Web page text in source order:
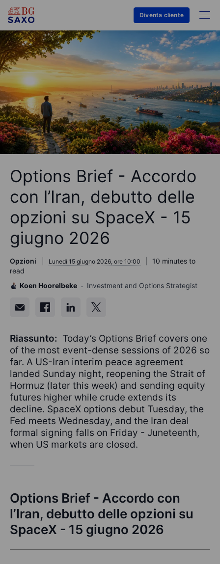
Diventa cliente
Options Brief - Accordo
con l’Iran, debutto delle
opzioni su SpaceX - 15
giugno 2026
Opzioni Lunedì 15 giugno 2026, ore 10:00
10 minutes to
read
Koen Hoorelbeke
Investment and Options Strategist
Riassunto: Today’s Options Brief covers one
of the most event-dense sessions of 2026 so
far. A US-Iran interim peace agreement
landed Sunday night, reopening the Strait of
Hormuz (later this week) and sending equity
futures higher while crude extends its
decline. SpaceX options debut Tuesday, the
Fed meets Wednesday, and the Iran deal
formal signing falls on Friday - Juneteenth,
when US markets are closed.
Options Brief - Accordo con
l’Iran, debutto delle opzioni su
SpaceX - 15 giugno 2026